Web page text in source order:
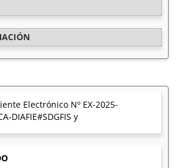
Electrónico Nº EX-2025-
DIAFIE#SDGFIS y